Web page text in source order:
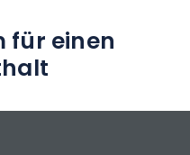
für einen